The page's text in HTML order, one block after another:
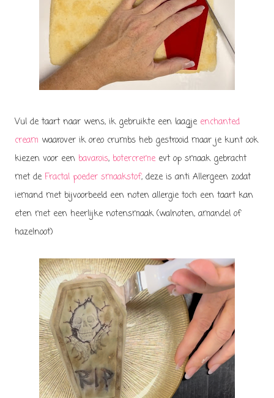
Vul de taart naar wens, ik gebruikte een laagje enchanted
cream waarover ik oreo crumbs heb gestrooid maar je kunt ook
kiezen voor een bavarois, botercreme evt op smaak gebracht
met de Fractal poeder smaakstof, deze is anti Allergeen zodat
iemand met bijvoorbeeld een noten allergie toch een taart kan
eten met een heerlijke notensmaak (walnoten, amandel of
hazelnoot)